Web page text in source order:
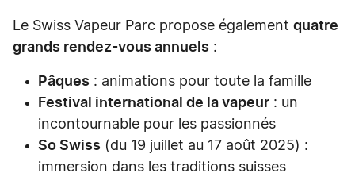
Le Swiss Vapeur Parc propose également quatre
grands rendez-vous annuels :
Pâques : animations pour toute la famille
Festival international de la vapeur : un
incontournable pour les passionnés
So Swiss (du 19 juillet au 17 août 2025) :
immersion dans les traditions suisses